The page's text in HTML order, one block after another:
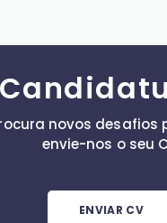
novos desafios
envie-nos o seu
ENVIAR CV